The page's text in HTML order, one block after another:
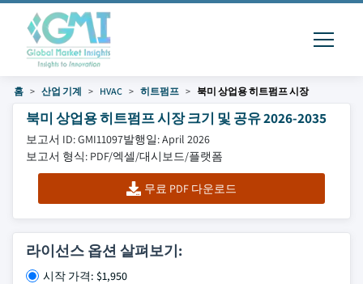
홈 산업 기계 HVAC 히트펌프 북미 상업용 히트펌프 시장
북미 상업용 히트펌프 시장 크기 및 공유 2026-2035
보고서 ID: GMI11097발행일: April 2026
보고서 형식: PDF/엑셀/대시보드/플랫폼
무료 PDF 다운로드
라이선스 옵션 살펴보기:
시작 가격: $1,950